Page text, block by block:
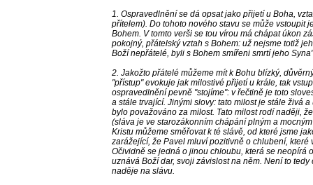
1. Ospravedlnění se dá opsat jako přijetí u Boha,
přítelem). Do tohoto nového stavu se může vstoupit
Bohem. V tomto verši se tou vírou má chápat úkon
pokojný, přátelský vztah s Bohem: už nejsme totiž
Boží nepřátelé, byli s Bohem smířeni smrtí jeho
2. Jakožto přátelé můžeme mít k Bohu blízký,
"přístup" evokuje jak milostivé přijetí u krále, tak
ospravedlnění pevně "stojíme": v řečtině je toto
a stále trvající. Jinými slovy: tato milost je stále živá
bylo považováno za milost. Tato milost rodí naději,
(sláva je ve starozákonním chápání plným a
Kristu můžeme směřovat k té slávě, od které jsme
zarážející, že Pavel mluví pozitivně o chlubení,
Očividně se jedná o jinou chloubu, která se neopírá
uznává Boží dar, svoji závislost na něm. Není to
naděje na slávu.